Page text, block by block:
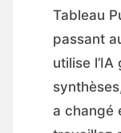
Tableau
passant
utilise
a changé